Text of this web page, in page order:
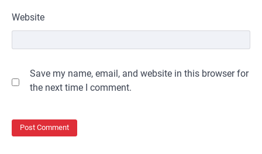
Website
Save my name, email, and website in this browser for
the next time I comment.